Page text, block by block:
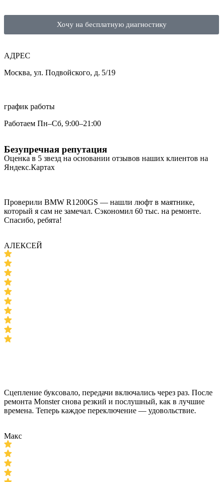
Хочу на бесплатную диагностику
АДРЕС
Москва, ул. Подвойского, д. 5/19
график работы
Работаем Пн–Сб, 9:00–21:00
Безупречная репутация
Оценка в 5 звезд на основании отзывов наших клиентов на
Яндекс.Картах
Проверили BMW R1200GS — нашли люфт в маятнике,
который я сам не замечал. Сэкономил 60 тыс. на ремонте.
Спасибо, ребята!
АЛЕКСЕЙ
Сцепление буксовало, передачи включались через раз. После
ремонта Monster снова резкий и послушный, как в лучшие
времена. Теперь каждое переключение — удовольствие.
Макс